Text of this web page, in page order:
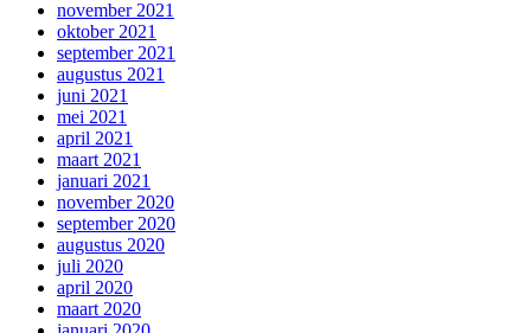
november 2021
oktober 2021
september 2021
augustus 2021
juni 2021
mei 2021
april 2021
maart 2021
januari 2021
november 2020
september 2020
augustus 2020
juli 2020
april 2020
maart 2020